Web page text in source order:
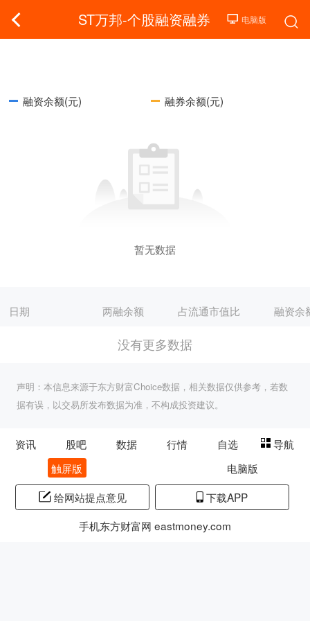
ST万邦-个股融资融券
融资余额(元) 融券余额(元)
暂无数据
日期 两融余额 占流通市值比 融资余
没有更多数据
声明：本信息来源于东方财富Choice数据，相关数据仅供参考，若数
据有误，以交易所发布数据为准，不构成投资建议。
资讯 股吧 数据 行情 自选
导航
触屏版
电脑版
给网站提点意见
下载APP
手机东方财富网 eastmoney.com